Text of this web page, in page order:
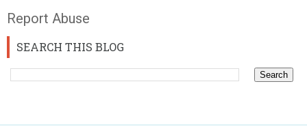
Report Abuse
SEARCH THIS BLOG